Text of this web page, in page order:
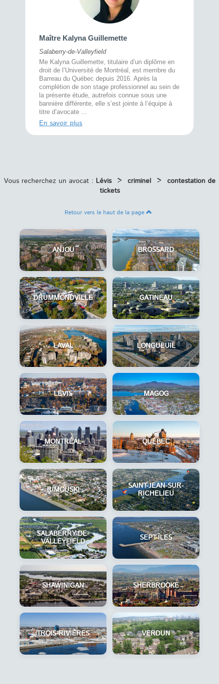
Maître Kalyna Guillemette
Salaberry-de-Valleyfield
Me Kalyna Guillemette, titulaire d’un diplôme en
droit de l’Université de Montréal, est membre du
Barreau du Québec depuis 2016. Après la
complétion de son stage professionnel au sein de
la présente étude, autrefois connue sous une
bannière différente, elle s’est jointe à l’équipe à
titre d’avocate ...
En savoir plus
Vous recherchez un avocat : Lévis > criminel >
contestation de
tickets
Retour vers le haut de la page
ANJOU BROSSARD
DRUMMONDVILLE GATINEAU
LAVAL LONGUEUIL
LÉVIS MAGOG
MONTRÉAL QUÉBEC
RIMOUSKI
SAINT-JEAN-SUR-
RICHELIEU
SALABERRY-DE-
VALLEYFIELD
SEPT-ÎLES
SHAWINIGAN SHERBROOKE
TROIS-RIVIÈRES VERDUN